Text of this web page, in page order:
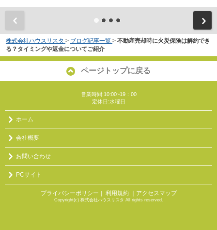
株式会社ハウスリスタ > ブログ記事一覧 > 不動産売却時に火災保険は解約でき
る？タイミングや返金についてご紹介
ページトップに戻る
営業時間:10:00~19：00
定休日:水曜日
ホーム
会社概要
お問い合わせ
PCサイト
プライバシーポリシー ｜ 利用規約 ｜アクセスマップ
Copyright(c) 株式会社ハウスリスタ All rights reserved.